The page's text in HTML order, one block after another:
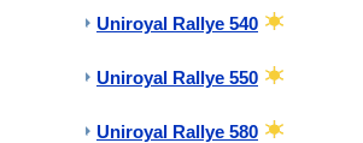
Uniroyal Rallye 540
Uniroyal Rallye 550
Uniroyal Rallye 580